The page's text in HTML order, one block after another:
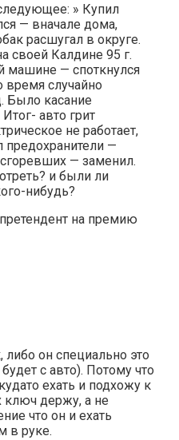
» Купил
— вначале дома,
расшугал в округе.
своей Калдине 95 г.
машине — споткнулся
время случайно
Было касание
авто грит
не работает,
предохранители —
— заменил.
и были ли
нибудь?
на премию
он специально это
с авто). Потому что
ехать и подхожу к
ключ держу, а не
что он и ехать
в руке.